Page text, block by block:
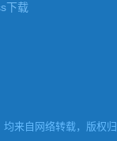
下载
来自网络转载，版权